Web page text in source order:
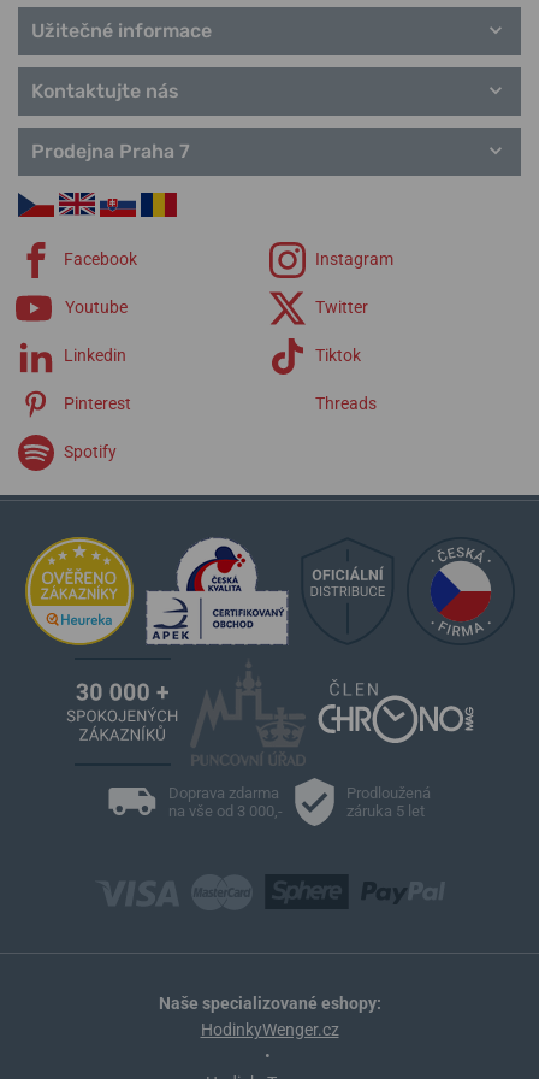
T-Gold
řemínky Tissot
Užitečné informace
Kontaktujte nás
Prodejna Praha 7
Facebook Instagram
Youtube Twitter
Linkedin Tiktok
Pinterest Threads
Spotify
Doprava zdarma
na vše od 3 000,-
Prodloužená
záruka 5 let
Naše specializované eshopy:
HodinkyWenger.cz
•